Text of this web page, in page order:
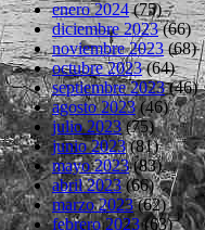
enero 2024(75)
diciembre 2023(66)
noviembre 2023(68)
octubre 2023(64)
septiembre 2023(46)
agosto 2023(46)
julio 2023(75)
junio 2023(81)
mayo 2023(83)
abril 2023(66)
marzo 2023(62)
febrero 2023(63)